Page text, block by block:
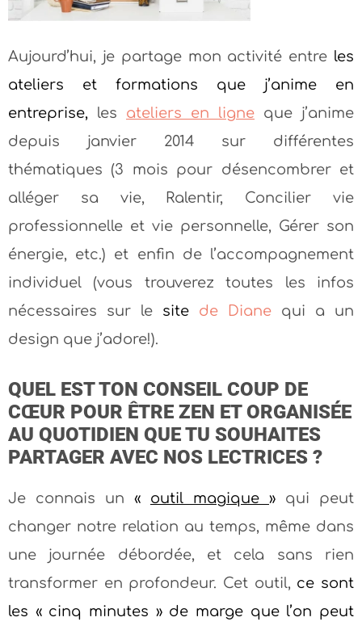
Aujourd’hui, je partage mon activité entre les
ateliers et formations que j’anime en
entreprise, les ateliers en ligne que j’anime
depuis janvier 2014 sur différentes
thématiques (3 mois pour désencombrer et
alléger sa vie, Ralentir, Concilier vie
professionnelle et vie personnelle, Gérer son
énergie, etc.) et enfin de l’accompagnement
individuel (vous trouverez toutes les infos
nécessaires sur le site de Diane qui a un
design que j’adore!).
QUEL EST TON CONSEIL COUP DE
CŒUR POUR ÊTRE ZEN ET ORGANISÉE
AU QUOTIDIEN QUE TU SOUHAITES
PARTAGER AVEC NOS LECTRICES ?
Je connais un « outil magique » qui peut
changer notre relation au temps, même dans
une journée débordée, et cela sans rien
transformer en profondeur. Cet outil, ce sont
les « cinq minutes » de marge que l’on peut